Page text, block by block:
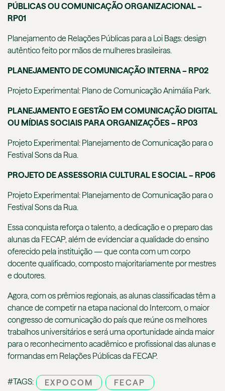
PÚBLICAS OU COMUNICAÇÃO ORGANIZACIONAL –
RP01
Planejamento de Relações Públicas para a Loi Bags: design
autêntico feito por mãos de mulheres brasileiras.
PLANEJAMENTO DE COMUNICAÇÃO INTERNA – RP02
Projeto Experimental: Plano de Comunicação Animália Park.
PLANEJAMENTO E GESTÃO EM COMUNICAÇÃO DIGITAL
OU MÍDIAS SOCIAIS PARA ORGANIZAÇÕES – RP03
Projeto Experimental: Planejamento de Comunicação para o
Festival Sons da Rua.
PROJETO DE ASSESSORIA CULTURAL E SOCIAL – RP06
Projeto Experimental: Planejamento de Comunicação para o
Festival Sons da Rua.
Essa conquista reforça o talento, a dedicação e o preparo das
alunas da FECAP, além de evidenciar a qualidade do ensino
oferecido pela instituição — que conta com um corpo
docente qualificado, composto majoritariamente por mestres
e doutores.
Agora, com os prêmios regionais, as alunas classificadas têm a
chance de competir na etapa nacional do Intercom, o maior
congresso de comunicação do país que reúne os melhores
trabalhos universitários e será uma oportunidade ainda maior
para o reconhecimento acadêmico e profissional das alunas e
formandas em Relações Públicas da FECAP.
#TAGS: EXPOCOM FECAP